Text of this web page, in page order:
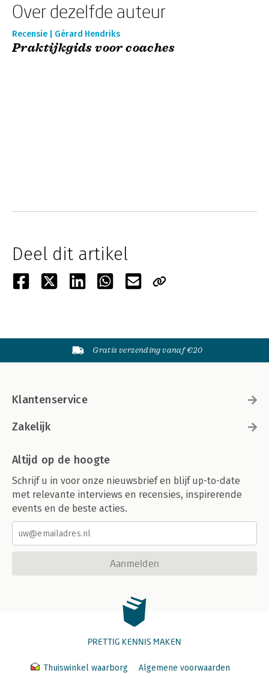
Over dezelfde auteur
Recensie | Gérard Hendriks
Praktijkgids voor coaches
Deel dit artikel
Gratis verzending vanaf €20
Klantenservice
Zakelijk
Altijd op de hoogte
Schrijf u in voor onze nieuwsbrief en blijf up-to-date
met relevante interviews en recensies, inspirerende
events en de beste acties.
Aanmelden
PRETTIG KENNIS MAKEN
Thuiswinkel waarborg Algemene voorwaarden